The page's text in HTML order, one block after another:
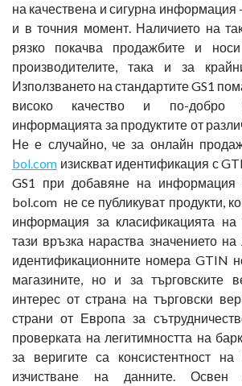
на качествена и сигурна информация
и в точния момент. Наличието на
рязко покачва продажбите и
производителите, така и за
Използването на стандартите GS1
високо качество и по-добро
информацията за продуктите от
Не е случайно, че за онлайн
bol.com изискват идентификация с
GS1 при добавяне на информация
bol.com не се публикуват продукти,
информация за класификацията на
тази връзка нараства значението на
идентификационните номера GTIN
магазините, но и за търговските
интерес от страна на търговски
страни от Европа за
проверката на легитимността на
за веригите са консистентност
изчистване на данните. Освен